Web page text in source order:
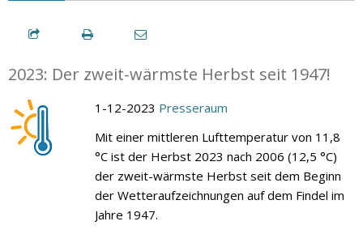
2023: Der zweit-wärmste Herbst seit 1947!
1-12-2023 Presseraum
Mit einer mittleren Lufttemperatur von 11,8
°C ist der Herbst 2023 nach 2006 (12,5 °C)
der zweit-wärmste Herbst seit dem Beginn
der Wetteraufzeichnungen auf dem Findel im
Jahre 1947.